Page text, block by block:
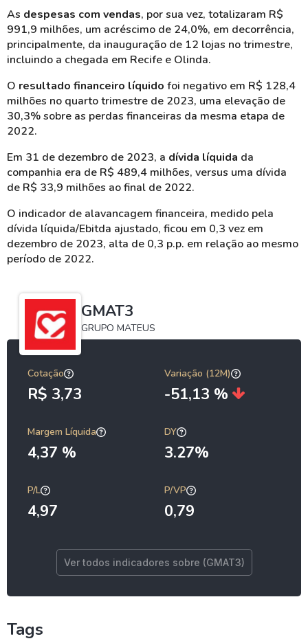
As despesas com vendas, por sua vez, totalizaram R$
991,9 milhões, um acréscimo de 24,0%, em decorrência,
principalmente, da inauguração de 12 lojas no trimestre,
incluindo a chegada em Recife e Olinda.
O resultado financeiro líquido foi negativo em R$ 128,4
milhões no quarto trimestre de 2023, uma elevação de
30,3% sobre as perdas financeiras da mesma etapa de
2022.
Em 31 de dezembro de 2023, a dívida líquida da
companhia era de R$ 489,4 milhões, versus uma dívida
de R$ 33,9 milhões ao final de 2022.
O indicador de alavancagem financeira, medido pela
dívida líquida/Ebitda ajustado, ficou em 0,3 vez em
dezembro de 2023, alta de 0,3 p.p. em relação ao mesmo
período de 2022.
GMAT3
GRUPO MATEUS
Cotação
R$ 3,73
Variação (12M)
-51,13 %
Margem Líquida
4,37 %
DY
3.27%
P/L
4,97
P/VP
0,79
Ver todos indicadores sobre (GMAT3)
Tags